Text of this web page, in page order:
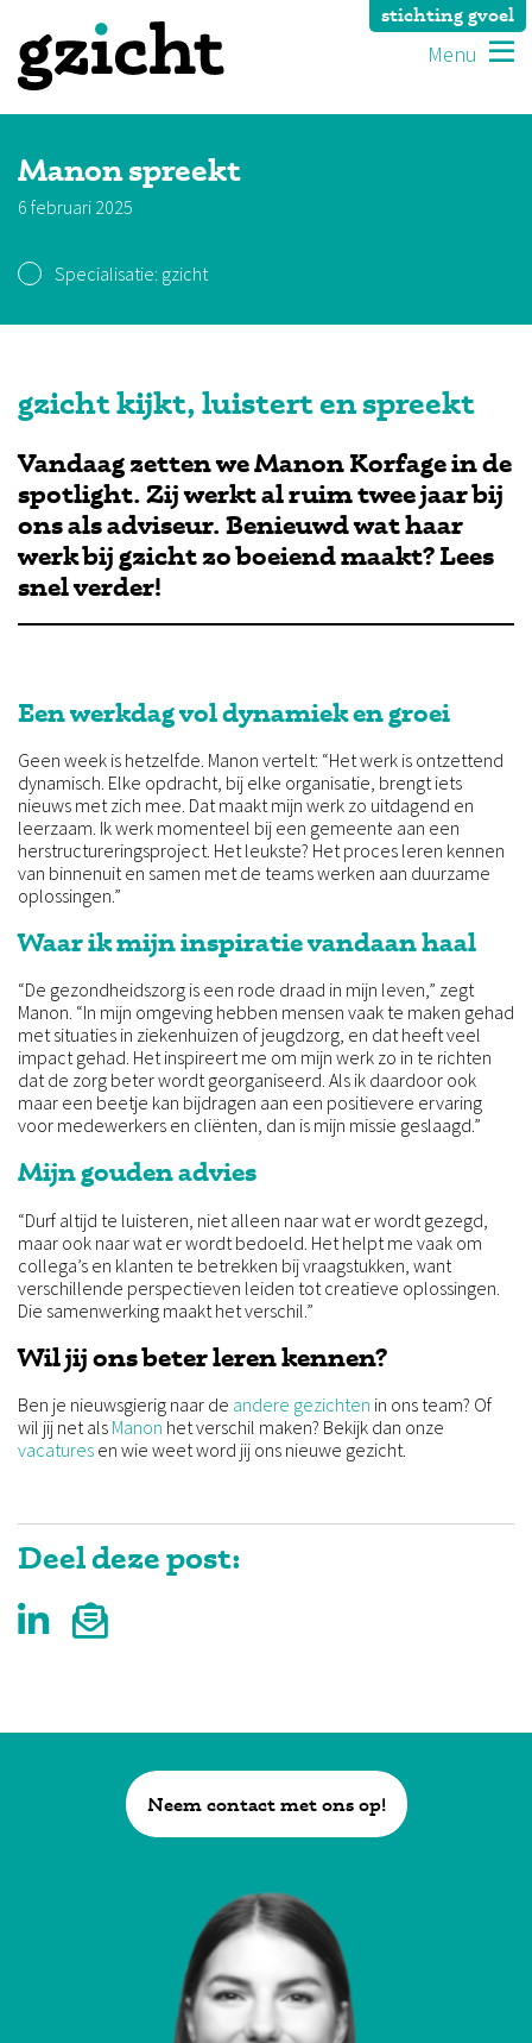
Menu
stichting gvoel
Manon spreekt
6 februari 2025
Specialisatie: gzicht
gzicht kijkt, luistert en spreekt
Vandaag zetten we Manon Korfage in de
spotlight. Zij werkt al ruim twee jaar bij
ons als adviseur. Benieuwd wat haar
werk bij gzicht zo boeiend maakt? Lees
snel verder!
Een werkdag vol dynamiek en groei
Geen week is hetzelfde. Manon vertelt: “Het werk is ontzettend
dynamisch. Elke opdracht, bij elke organisatie, brengt iets
nieuws met zich mee. Dat maakt mijn werk zo uitdagend en
leerzaam. Ik werk momenteel bij een gemeente aan een
herstructureringsproject. Het leukste? Het proces leren kennen
van binnenuit en samen met de teams werken aan duurzame
oplossingen.”
Waar ik mijn inspiratie vandaan haal
“De gezondheidszorg is een rode draad in mijn leven,” zegt
Manon. “In mijn omgeving hebben mensen vaak te maken gehad
met situaties in ziekenhuizen of jeugdzorg, en dat heeft veel
impact gehad. Het inspireert me om mijn werk zo in te richten
dat de zorg beter wordt georganiseerd. Als ik daardoor ook
maar een beetje kan bijdragen aan een positievere ervaring
voor medewerkers en cliënten, dan is mijn missie geslaagd.”
Mijn gouden advies
“Durf altijd te luisteren, niet alleen naar wat er wordt gezegd,
maar ook naar wat er wordt bedoeld. Het helpt me vaak om
collega’s en klanten te betrekken bij vraagstukken, want
verschillende perspectieven leiden tot creatieve oplossingen.
Die samenwerking maakt het verschil.”
Wil jij ons beter leren kennen?
Ben je nieuwsgierig naar de andere gezichten in ons team? Of
wil jij net alsManon het verschil maken? Bekijk dan onze
vacaturesen wie weet word jij ons nieuwe gezicht.
Deel deze post:
Neem contact met ons op!